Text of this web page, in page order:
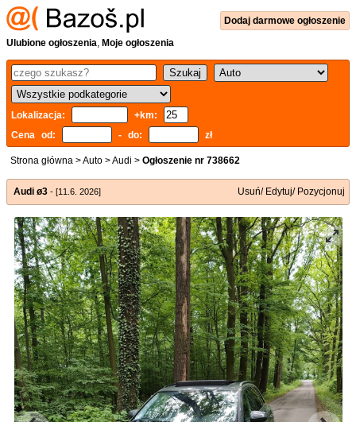
Dodaj darmowe ogłoszenie
Ulubione ogłoszenia, Moje ogłoszenia
Lokalizacja:
+km:
Cena od:
- do: zł
Strona główna >Auto >Audi > Ogłoszenie nr 738662
Audi ø3 - [11.6. 2026] Usuń/ Edytuj/ Pozycjonuj